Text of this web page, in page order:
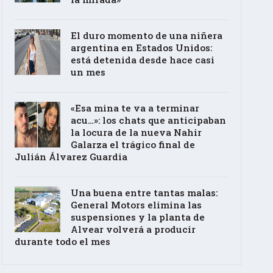
El duro momento de una niñera
argentina en Estados Unidos:
está detenida desde hace casi
un mes
«Esa mina te va a terminar
acu…»: los chats que anticipaban
la locura de la nueva Nahir
Galarza el trágico final de
Julián Álvarez Guardia
Una buena entre tantas malas:
General Motors elimina las
suspensiones y la planta de
Alvear volverá a producir
durante todo el mes